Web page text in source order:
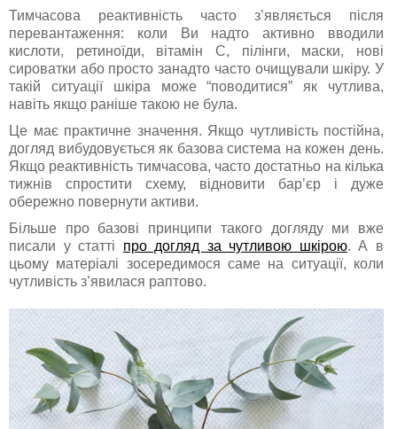
Тимчасова реактивність часто з’являється після
перевантаження: коли Ви надто активно вводили
кислоти, ретиноїди, вітамін C, пілінги, маски, нові
сироватки або просто занадто часто очищували шкіру. У
такій ситуації шкіра може “поводитися” як чутлива,
навіть якщо раніше такою не була.
Це має практичне значення. Якщо чутливість постійна,
догляд вибудовується як базова система на кожен день.
Якщо реактивність тимчасова, часто достатньо на кілька
тижнів спростити схему, відновити бар’єр і дуже
обережно повернути активи.
Більше про базові принципи такого догляду ми вже
писали у статті про догляд за чутливою шкірою. А в
цьому матеріалі зосередимося саме на ситуації, коли
чутливість з’явилася раптово.